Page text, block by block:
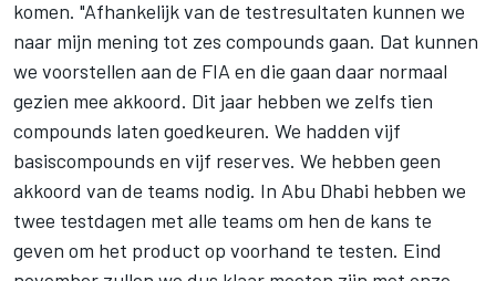
komen. "Afhankelijk van de testresultaten kunnen we
naar mijn mening tot zes compounds gaan. Dat kunnen
we voorstellen aan de FIA en die gaan daar normaal
gezien mee akkoord. Dit jaar hebben we zelfs tien
compounds laten goedkeuren. We hadden vijf
basiscompounds en vijf reserves. We hebben geen
akkoord van de teams nodig. In Abu Dhabi hebben we
twee testdagen met alle teams om hen de kans te
geven om het product op voorhand te testen. Eind